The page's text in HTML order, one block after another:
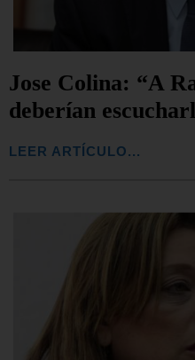
Jose Colina: “A
deberían
LEER ARTÍCULO...